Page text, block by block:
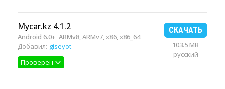
Mycar.kz 4.1.2
Android 6.0+ ARMv8, ARMv7, x86, x86_64
Добавил: giseyot
Проверен
СКАЧАТЬ
103.5 MB
русский